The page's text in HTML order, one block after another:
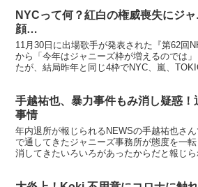
NYCって何？紅白の権威喪失にジ
顔…
11月30日に出場歌手が発表された『第62回
から「今年はジャニーズ枠が増えるのでは
たが、結局昨年と同じ4枠でNYC、嵐、
手越祐也、暴力事件もみ消し疑惑
事情
年内退所が報じられるNEWSの手越祐也さ
で通してきたジャニーズ事務所が態度を一
消してきたいろいろがあったからだと報じ